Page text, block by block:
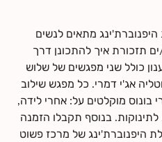
מתאים לנשים
ים תזכורת איך להתכונן דרך
כולל שני מפגשים של שלוש
אג'י דמרי. כל מפגש שילוב
בונוס מוקלטים על: אחרי לידה,
בנוסף תקבלו הזמנה
היפנוברת'ינג של מרכז פשוט